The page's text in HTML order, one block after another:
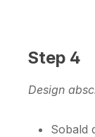
Step 4
Design
Sobald